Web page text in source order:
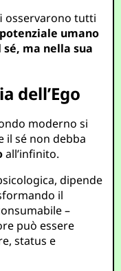
osservarono tutti
umano
ma nella sua
dell’Ego
moderno si
il sé non debba
all’infinito.
dipende
il
–
può essere
status e